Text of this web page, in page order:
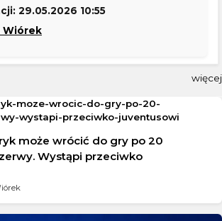
29.05.2026 10:55
Wiórek
więcej
może wrócić do gry po 20
Wystąpi przeciwko